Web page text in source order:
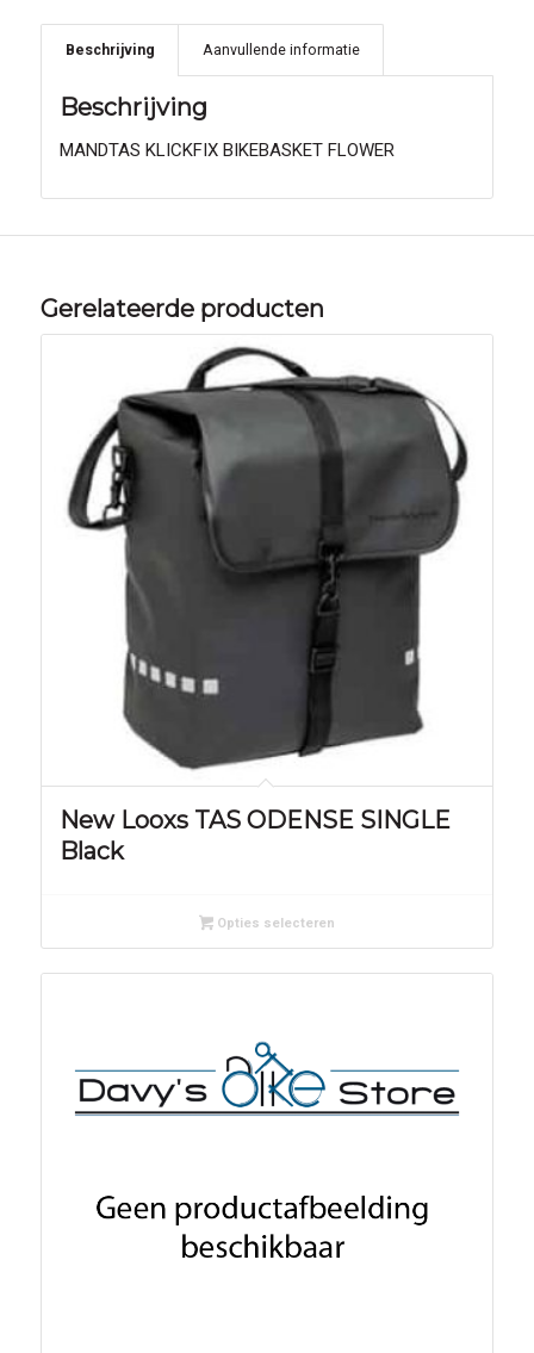
Beschrijving Aanvullende informatie
Beschrijving
MANDTAS KLICKFIX BIKEBASKET FLOWER
Gerelateerde producten
New Looxs TAS ODENSE SINGLE
Black
Opties selecteren